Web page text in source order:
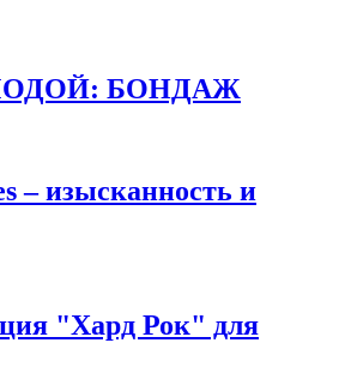
БОНДАЖ
– изысканность и
"Хард Рок" для